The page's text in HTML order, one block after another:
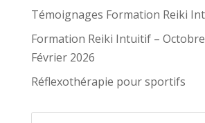
Témoignages Formation Reiki
Formation Reiki Intuitif –
Février 2026
Réflexothérapie pour sportifs